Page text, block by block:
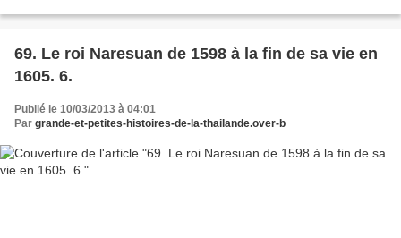
69. Le roi Naresuan de 1598 à la fin de sa vie en
1605. 6.
Publié le 10/03/2013 à 04:01
Par grande-et-petites-histoires-de-la-thailande.over-b